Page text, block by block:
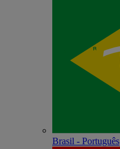
Brasil - Português